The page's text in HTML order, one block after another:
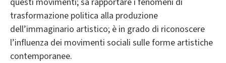
trasformazione politica alla produzione
dell’immaginario artistico; è in grado di riconoscere
l’influenza dei movimenti sociali sulle forme artistiche
contemporanee.